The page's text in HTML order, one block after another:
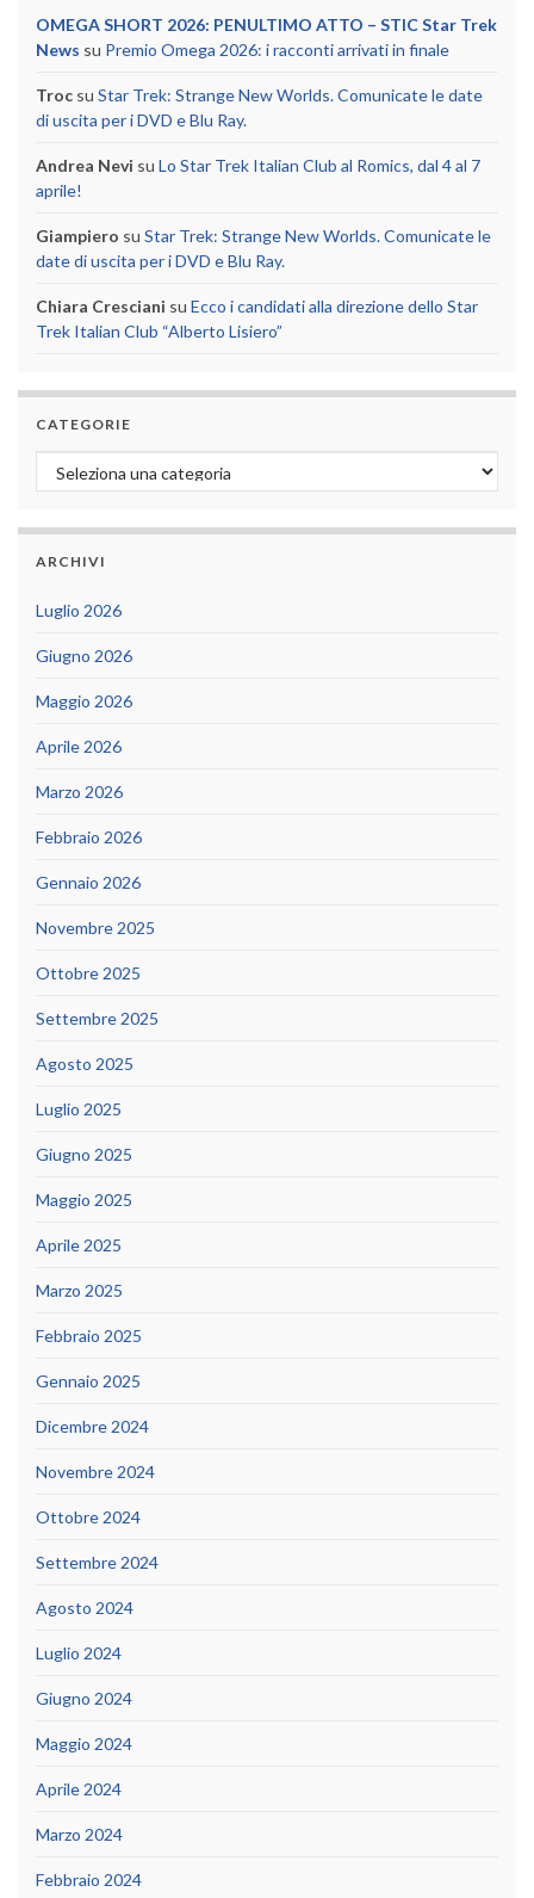
OMEGA SHORT 2026: PENULTIMO ATTO – STIC Star Trek
News su Premio Omega 2026: i racconti arrivati in finale
Troc su Star Trek: Strange New Worlds. Comunicate le date
di uscita per i DVD e Blu Ray.
Andrea Nevi su Lo Star Trek Italian Club al Romics, dal 4 al 7
aprile!
Giampiero su Star Trek: Strange New Worlds. Comunicate le
date di uscita per i DVD e Blu Ray.
Chiara Cresciani su Ecco i candidati alla direzione dello Star
Trek Italian Club “Alberto Lisiero”
CATEGORIE
Categorie
ARCHIVI
Luglio 2026
Giugno 2026
Maggio 2026
Aprile 2026
Marzo 2026
Febbraio 2026
Gennaio 2026
Novembre 2025
Ottobre 2025
Settembre 2025
Agosto 2025
Luglio 2025
Giugno 2025
Maggio 2025
Aprile 2025
Marzo 2025
Febbraio 2025
Gennaio 2025
Dicembre 2024
Novembre 2024
Ottobre 2024
Settembre 2024
Agosto 2024
Luglio 2024
Giugno 2024
Maggio 2024
Aprile 2024
Marzo 2024
Febbraio 2024